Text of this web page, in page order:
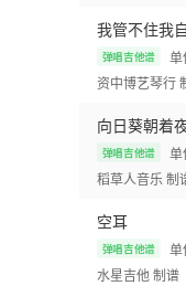
我管不住我
弹唱吉他谱 单
资中博艺琴行
向日葵朝着
弹唱吉他谱 单
稻草人音乐 制
空耳
弹唱吉他谱 单
水星吉他制谱